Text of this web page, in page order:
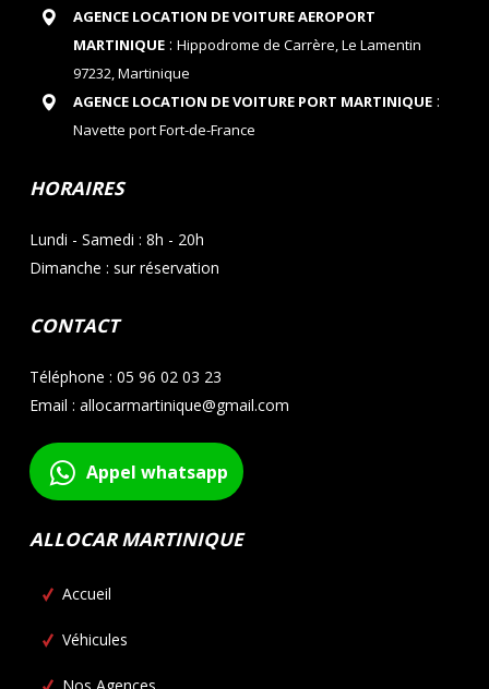
AGENCE LOCATION DE VOITURE AEROPORT
MARTINIQUE: Hippodrome de Carrère, Le Lamentin
97232, Martinique
AGENCE LOCATION DE VOITURE PORT MARTINIQUE:
Navette port Fort-de-France
HORAIRES
Lundi - Samedi : 8h - 20h
Dimanche : sur réservation
CONTACT
Téléphone : 05 96 02 03 23
Email : allocarmartinique@gmail.com
Appel whatsapp
ALLOCAR MARTINIQUE
Accueil
Véhicules